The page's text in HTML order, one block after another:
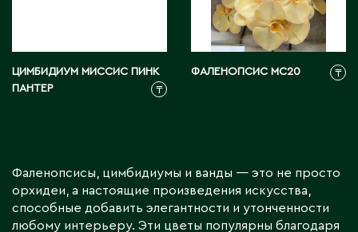
ЦИМБИДИУМ МИССИС ПИНК
ПАНТЕР
₸
ФАЛЕНОПСИС МС20 ₸
Фаленопсисы, цимбидиумы и ванды — это не просто
орхидеи, а настоящие произведения искусства,
способные добавить элегантности и утонченности
любому интерьеру. Эти цветы популярны благодаря